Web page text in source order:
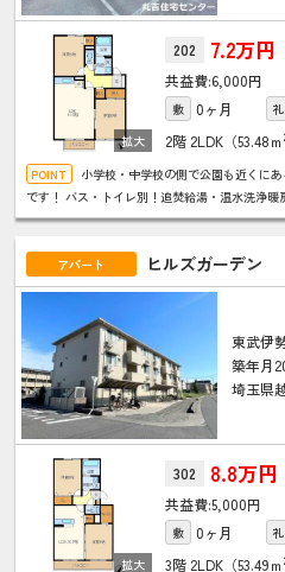
202 7.2万円
6,000円
敷 0ヶ月 礼
2階 2LDK（53.48ｍ
小学校・中学校の側で公園も近くに
です！ バス・トイレ別！追焚給湯・温水洗浄暖
ターネット無料です♪エアコン付き！宅配ボッ
アパート ヒルズガーデン
東武伊
築年月
埼玉県
302 8.8万円
5,000円
敷 0ヶ月 礼
3階 2LDK（53.49ｍ